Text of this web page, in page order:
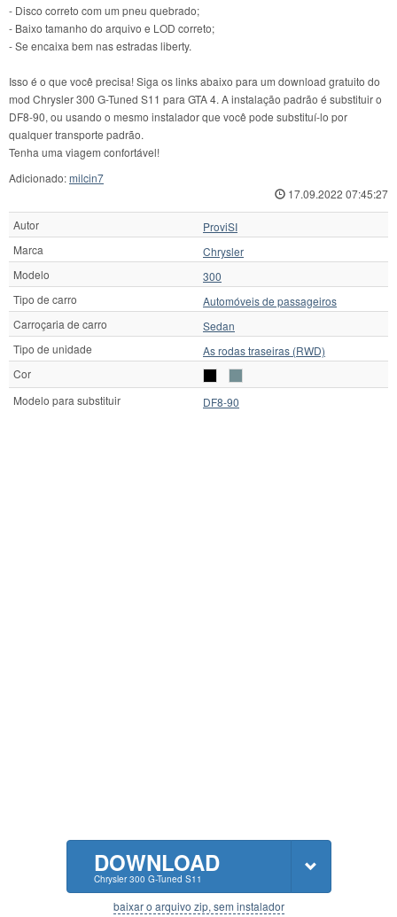
- Disco correto com um pneu quebrado;
- Baixo tamanho do arquivo e LOD correto;
- Se encaixa bem nas estradas liberty.
Isso é o que você precisa! Siga os links abaixo para um download gratuito do
mod Chrysler 300 G-Tuned S11 para GTA 4. A instalação padrão é substituir o
DF8-90, ou usando o mesmo instalador que você pode substituí-lo por
qualquer transporte padrão.
Tenha uma viagem confortável!
Adicionado:milcin7
17.09.2022 07:45:27
Autor
ProviSI
Marca
Chrysler
Modelo
300
Tipo de carro
Automóveis de passageiros
Carroçaria de carro
Sedan
Tipo de unidade
As rodas traseiras (RWD)
Cor
Modelo para substituir
DF8-90
DOWNLOAD
Chrysler 300 G-Tuned S11
baixar o arquivo zip, sem instalador